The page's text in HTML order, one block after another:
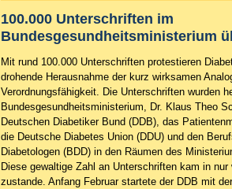
100.000 Unterschriften im
Bundesgesundheitsministerium
Mit rund 100.000 Unterschriften protestieren
drohende Herausnahme der kurz wirksamen
Verordnungsfähigkeit. Die Unterschriften wurden
Bundesgesundheitsministerium, Dr. Klaus Theo
Deutschen Diabetiker Bund (DDB), das
die Deutsche Diabetes Union (DDU) und den
Diabetologen (BDD) in den Räumen des
Diese gewaltige Zahl an Unterschriften kam in nur
zustande. Anfang Februar startete der DDB mit